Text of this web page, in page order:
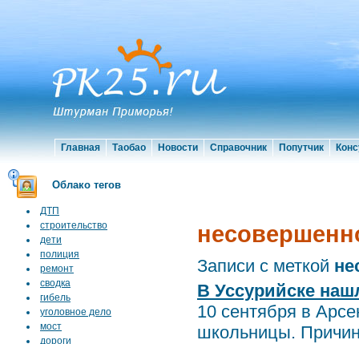
Главная Таобао Новости Справочник Попутчик
Облако тегов
ДТП
строительство
дети
полиция
ремонт
сводка
гибель
уголовное дело
мост
дороги
Записи с меткой
В Уссурийске
10 сентября в
школьницы.